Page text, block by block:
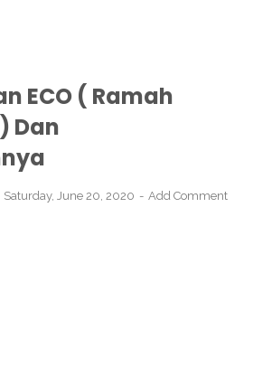
ECO ( Ramah
Dan
Saturday, June 20, 2020 Add Comment